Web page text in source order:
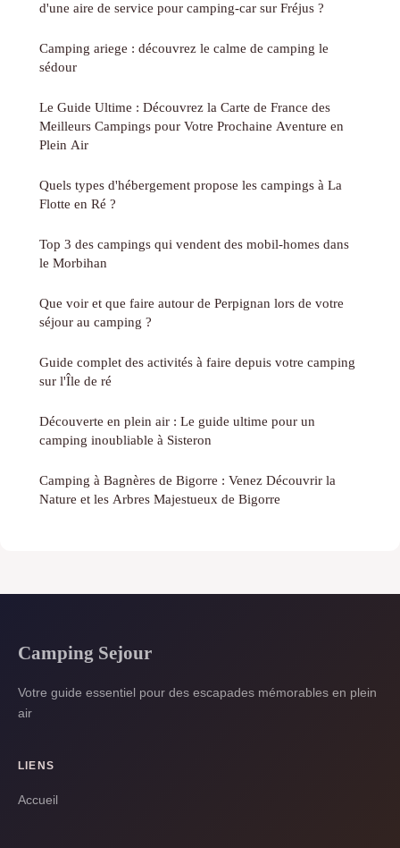
d'une aire de service pour camping-car sur Fréjus ?
Camping ariege : découvrez le calme de camping le
sédour
Le Guide Ultime : Découvrez la Carte de France des
Meilleurs Campings pour Votre Prochaine Aventure en
Plein Air
Quels types d'hébergement propose les campings à La
Flotte en Ré ?
Top 3 des campings qui vendent des mobil-homes dans
le Morbihan
Que voir et que faire autour de Perpignan lors de votre
séjour au camping ?
Guide complet des activités à faire depuis votre camping
sur l'Île de ré
Découverte en plein air : Le guide ultime pour un
camping inoubliable à Sisteron
Camping à Bagnères de Bigorre : Venez Découvrir la
Nature et les Arbres Majestueux de Bigorre
Camping Sejour
Votre guide essentiel pour des escapades mémorables en plein
air
LIENS
Accueil